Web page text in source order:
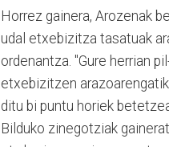
Horrez gainera, Arozenak
udal etxebizitza tasatuak
ordenantza. "Gure herrian
etxebizitzen
ditu bi puntu horiek
Bilduko zinegotziak